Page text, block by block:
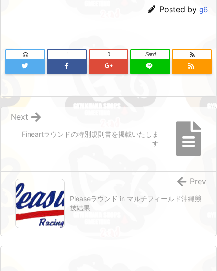
Posted by g6
! 0 Send
Fineartラウンドの特別規則書を掲載いたしま
す
Next
Pleaseラウンド in マルチフィールド沖縄競
技結果
Prev